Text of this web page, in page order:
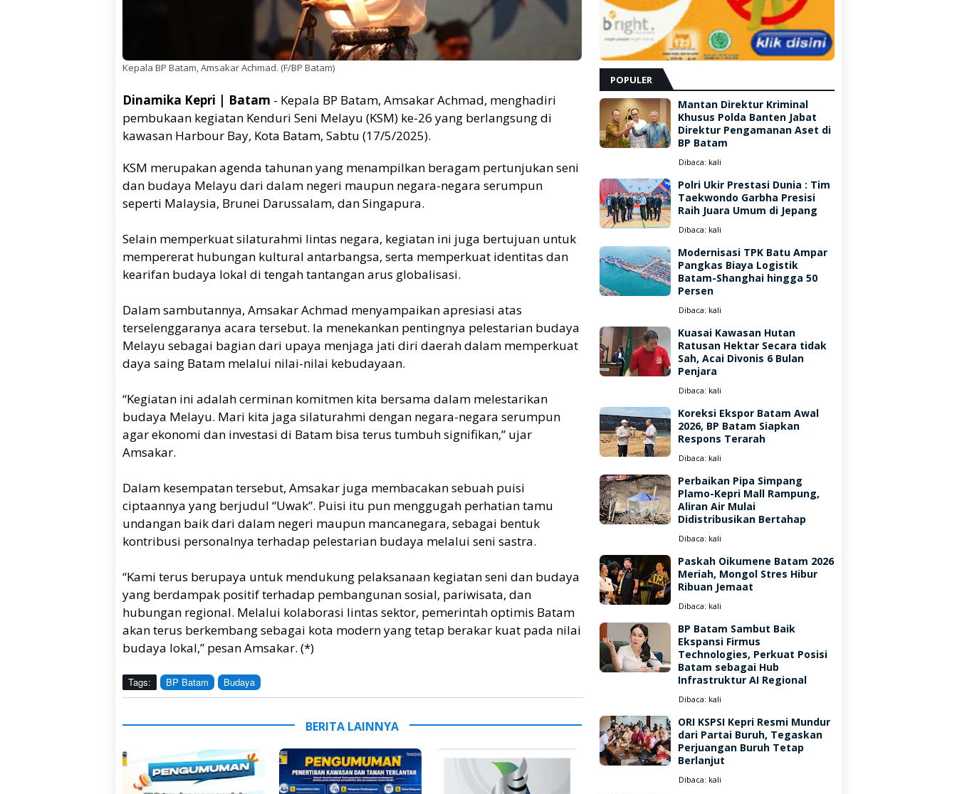
Kepala BP Batam, Amsakar Achmad. (F/BP Batam)
Dinamika Kepri | Batam - Kepala BP Batam, Amsakar Achmad, menghadiri
pembukaan kegiatan Kenduri Seni Melayu (KSM) ke-26 yang berlangsung di
kawasan Harbour Bay, Kota Batam, Sabtu (17/5/2025).
KSM merupakan agenda tahunan yang menampilkan beragam pertunjukan seni
dan budaya Melayu dari dalam negeri maupun negara-negara serumpun
seperti Malaysia, Brunei Darussalam, dan Singapura.
Selain memperkuat silaturahmi lintas negara, kegiatan ini juga bertujuan untuk
mempererat hubungan kultural antarbangsa, serta memperkuat identitas dan
kearifan budaya lokal di tengah tantangan arus globalisasi.
Dalam sambutannya, Amsakar Achmad menyampaikan apresiasi atas
terselenggaranya acara tersebut. Ia menekankan pentingnya pelestarian budaya
Melayu sebagai bagian dari upaya menjaga jati diri daerah dalam memperkuat
daya saing Batam melalui nilai-nilai kebudayaan.
“Kegiatan ini adalah cerminan komitmen kita bersama dalam melestarikan
budaya Melayu. Mari kita jaga silaturahmi dengan negara-negara serumpun
agar ekonomi dan investasi di Batam bisa terus tumbuh signifikan,” ujar
Amsakar.
Dalam kesempatan tersebut, Amsakar juga membacakan sebuah puisi
ciptaannya yang berjudul “Uwak”. Puisi itu pun menggugah perhatian tamu
undangan baik dari dalam negeri maupun mancanegara, sebagai bentuk
kontribusi personalnya terhadap pelestarian budaya melalui seni sastra.
“Kami terus berupaya untuk mendukung pelaksanaan kegiatan seni dan budaya
yang berdampak positif terhadap pembangunan sosial, pariwisata, dan
hubungan regional. Melalui kolaborasi lintas sektor, pemerintah optimis Batam
akan terus berkembang sebagai kota modern yang tetap berakar kuat pada nilai
budaya lokal,” pesan Amsakar. (*)
Tags: BP Batam Budaya
BERITA LAINNYA
POPULER
Mantan Direktur Kriminal
Khusus Polda Banten Jabat
Direktur Pengamanan Aset di
BP Batam
Dibaca: kali
Polri Ukir Prestasi Dunia : Tim
Taekwondo Garbha Presisi
Raih Juara Umum di Jepang
Dibaca: kali
Modernisasi TPK Batu Ampar
Pangkas Biaya Logistik
Batam-Shanghai hingga 50
Persen
Dibaca: kali
Kuasai Kawasan Hutan
Ratusan Hektar Secara tidak
Sah, Acai Divonis 6 Bulan
Penjara
Dibaca: kali
Koreksi Ekspor Batam Awal
2026, BP Batam Siapkan
Respons Terarah
Dibaca: kali
Perbaikan Pipa Simpang
Plamo-Kepri Mall Rampung,
Aliran Air Mulai
Didistribusikan Bertahap
Dibaca: kali
Paskah Oikumene Batam 2026
Meriah, Mongol Stres Hibur
Ribuan Jemaat
Dibaca: kali
BP Batam Sambut Baik
Ekspansi Firmus
Technologies, Perkuat Posisi
Batam sebagai Hub
Infrastruktur AI Regional
Dibaca: kali
ORI KSPSI Kepri Resmi Mundur
dari Partai Buruh, Tegaskan
Perjuangan Buruh Tetap
Berlanjut
Dibaca: kali